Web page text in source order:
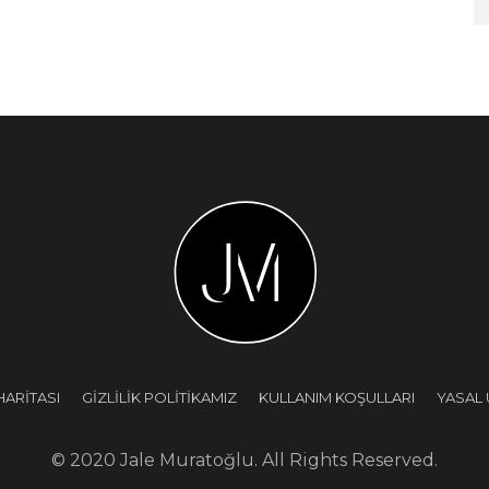
GİZLİLİK POLİTİKAMIZ KULLANIM KOŞULLARI YASAL
© 2020 Jale Muratoğlu. All Rights Reserved.